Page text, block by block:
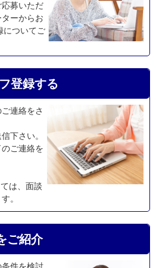
募いただ
ーからお
についてご
登録する
連絡をさ
下さい。
ご連絡を
は、面談
。
ご紹介